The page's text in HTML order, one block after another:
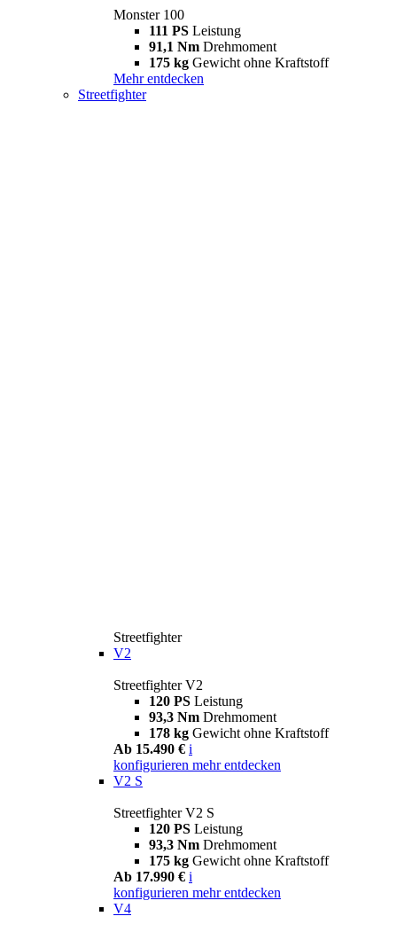
Monster 100
111 PS Leistung
91,1 Nm Drehmoment
175 kg Gewicht ohne Kraftstoff
Mehr entdecken
Streetfighter
Streetfighter
V2
Streetfighter V2
120 PS Leistung
93,3 Nm Drehmoment
178 kg Gewicht ohne Kraftstoff
Ab 15.490 € i
konfigurieren mehr entdecken
V2 S
Streetfighter V2 S
120 PS Leistung
93,3 Nm Drehmoment
175 kg Gewicht ohne Kraftstoff
Ab 17.990 € i
konfigurieren mehr entdecken
V4